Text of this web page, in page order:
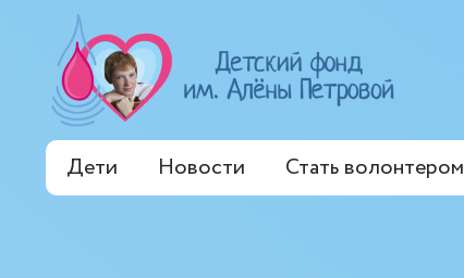
Дети Новости Стать волонтером